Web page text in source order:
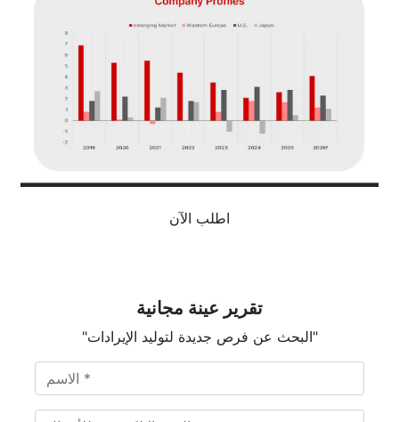
اطلب الآن
تقرير عينة مجانية
"البحث عن فرص جديدة لتوليد الإيرادات"